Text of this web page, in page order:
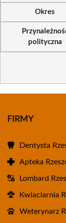
Okres
polityczna
FIRMY
Dentysta
Apteka
Lombard
Kwiaciarnia
Weterynarz